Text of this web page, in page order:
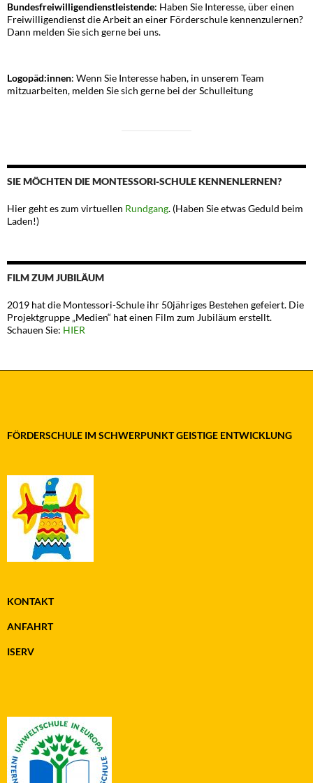
Bundesfreiwilligendienstleistende: Haben Sie Interesse, über einen
Freiwilligendienst die Arbeit an einer Förderschule kennenzulernen?
Dann melden Sie sich gerne bei uns.
Logopäd:innen: Wenn Sie Interesse haben, in unserem Team
mitzuarbeiten, melden Sie sich gerne bei der Schulleitung
SIE MÖCHTEN DIE MONTESSORI-SCHULE KENNENLERNEN?
Hier geht es zum virtuellen Rundgang. (Haben Sie etwas Geduld beim
Laden!)
FILM ZUM JUBILÄUM
2019 hat die Montessori-Schule ihr 50jähriges Bestehen gefeiert. Die
Projektgruppe „Medien“ hat einen Film zum Jubiläum erstellt.
Schauen Sie: HIER
FÖRDERSCHULE IM SCHWERPUNKT GEISTIGE ENTWICKLUNG
KONTAKT
ANFAHRT
ISERV